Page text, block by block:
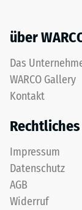
über
Das
WARCO Gallery
Kontakt
Rechtliches
Impressum
Datenschutz
AGB
Widerruf